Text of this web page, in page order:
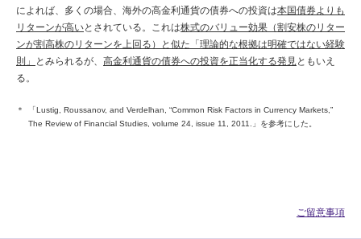
によれば、多くの場合、海外の高金利通貨の債券への投資は本国債券よりも
リターンが高いとされている。これは株式のバリュー効果（割安株のリター
ンが割高株のリターンを上回る）と似た「理論的な根拠は明確ではない経験
則」
とみられるが、 高金利通貨の債券への投資を正当化する発見ともいえ
る。
「Lustig, Roussanov, and Verdelhan, “Common Risk Factors in Currency Markets,”
The Review of Financial Studies, volume 24, issue 11, 2011.」を参考にした。
ご留意事項